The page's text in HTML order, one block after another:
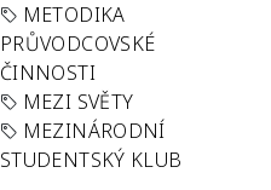
METODIKA
PRŮVODCOVSKÉ
ČINNOSTI
MEZI SVĚTY
MEZINÁRODNÍ
STUDENTSKÝ KLUB